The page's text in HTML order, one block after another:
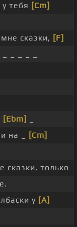
у тебя [Cm]
мне сказки, [F]
_ _ _ _
[Ebm]
на _
[Cm]
сказки, только
у [A]